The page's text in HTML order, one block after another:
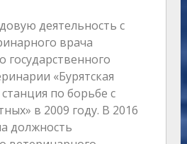
деятельность с
врача
государственного
«Бурятская
по борьбе с
в 2009 году. В 2016
должность